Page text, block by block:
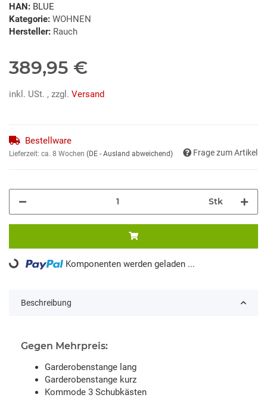
HAN: BLUE
Kategorie: WOHNEN
Hersteller: Rauch
389,95 €
inkl. USt. , zzgl. Versand
Bestellware
Lieferzeit: ca. 8 Wochen (DE - Ausland abweichend) Frage zum Artikel
Stk
Loading... Komponenten werden geladen ...
Beschreibung
Gegen Mehrpreis:
Garderobenstange lang
Garderobenstange kurz
Kommode 3 Schubkästen